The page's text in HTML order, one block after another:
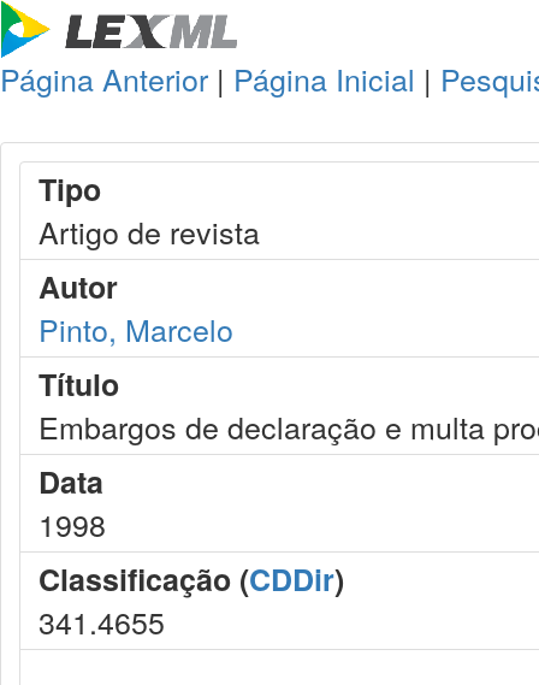
Página Anterior | Página Inicial |
Tipo
Artigo de revista
Autor
Pinto, Marcelo
Título
Embargos de declaração e multa
Data
1998
Classificação (CDDir)
341.4655